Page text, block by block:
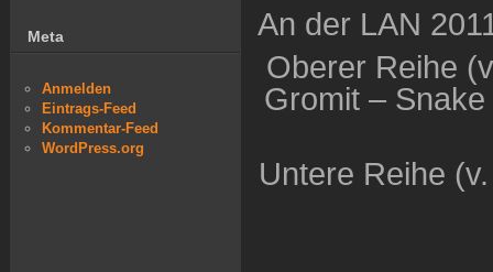
An der LAN
Oberer Reihe
Gromit –
Untere Reihe
Meta
Anmelden
Eintrags-Feed
Kommentar-Feed
WordPress.org